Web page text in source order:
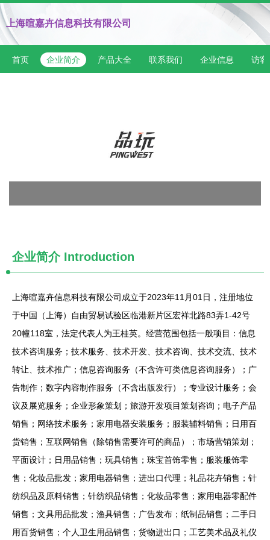
上海暄嘉卉信息科技有限公司
首页 企业简介 产品大全 联系我们 企业信息 访客
企业简介 Introduction
上海暄嘉卉信息科技有限公司成立于2023年11月01日，注册地位
于中国（上海）自由贸易试验区临港新片区宏祥北路83弄1-42号
20幢118室，法定代表人为王桂英。经营范围包括一般项目：信息
技术咨询服务；技术服务、技术开发、技术咨询、技术交流、技术
转让、技术推广；信息咨询服务（不含许可类信息咨询服务）；广
告制作；数字内容制作服务（不含出版发行）；专业设计服务；会
议及展览服务；企业形象策划；旅游开发项目策划咨询；电子产品
销售；网络技术服务；家用电器安装服务；服装辅料销售；日用百
货销售；互联网销售（除销售需要许可的商品）；市场营销策划；
平面设计；日用品销售；玩具销售；珠宝首饰零售；服装服饰零
售；化妆品批发；家用电器销售；进出口代理；礼品花卉销售；针
纺织品及原料销售；针纺织品销售；化妆品零售；家用电器零配件
销售；文具用品批发；渔具销售；广告发布；纸制品销售；二手日
用百货销售；个人卫生用品销售；货物进出口；工艺美术品及礼仪